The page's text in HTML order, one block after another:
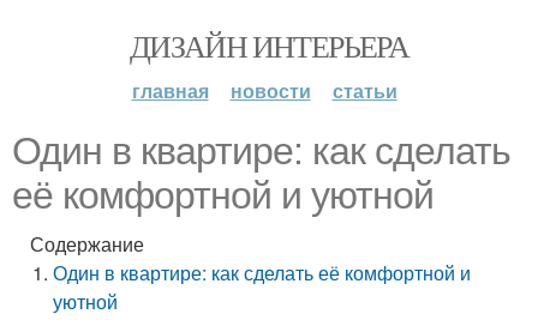
ДИЗАЙН ИНТЕРЬЕРА
главная новости статьи
Один в квартире: как сделать
её комфортной и уютной
Содержание
Один в квартире: как сделать её комфортной и
уютной